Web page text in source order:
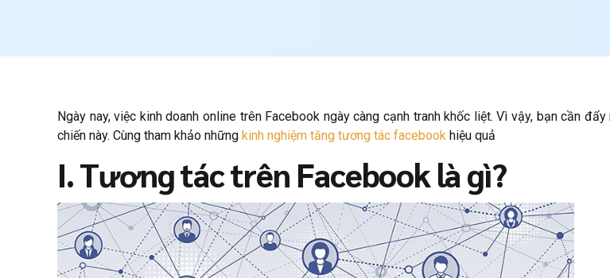
Ngày nay, việc kinh doanh online trên Facebook ngày càng cạnh tranh khốc liệt. Vì vậy, bạn cần
chiến này. Cùng tham khảo những kinh nghiệm tăng tương tác facebook hiệu quả
I. Tương tác trên Facebook là gì?